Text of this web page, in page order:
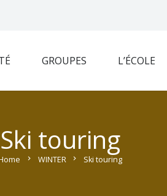
GROUPES L’ÉCOLE
Ski touring
chevron_right WINTER chevron_right Ski touring